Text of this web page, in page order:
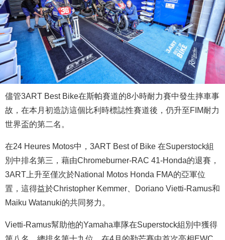
儘管3ART Best Bike在斯帕賽道的8小時耐力賽中發生摔車事
故，在本月初造訪這個比利時標誌性賽道後，仍升至FIM耐力
世界盃的第二名。
在24 Heures Motos中，3ART Best of Bike 在Superstock組
別中排名第三，藉由Chromeburner-RAC 41-Honda的退賽，
3ART上升至僅次於National Motos Honda FMA的亞軍位
置，這得益於Christopher Kemmer、Doriano Vietti-Ramus和
Maiku Watanuki的共同努力。
Vietti-Ramus幫助他的Yamaha車隊在Superstock組別中獲得
第八名，總排名第十九位。在4月的勒芒賽中首次亮相EWC